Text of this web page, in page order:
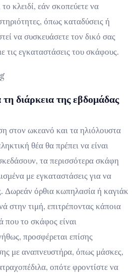
κλειδί, εάν σκοπεύετε να
όπως καταδύσεις ή
να συσκευάσετε τον δικό σας
τις εγκαταστάσεις του σκάφους.
διάρκεια της εβδομάδας
στον ωκεανό και τα ηλιόλουστα
θέα θα πρέπει να είναι
τα περισσότερα σκάφη
με εγκαταστάσεις για να
Δωρεάν όρθια κωπηλασία ή καγιάκ
στην τιμή, επιτρέποντας κάποια
που το σκάφος είναι
προσφέρεται επίσης
με αναπνευστήρα, όπως μάσκες,
οπότε φροντίστε να